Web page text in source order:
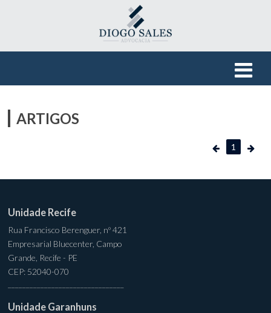
ARTIGOS
1
Unidade Recife
Rua Francisco Berenguer, nº 421
Empresarial Bluecenter, Campo
Grande, Recife - PE
CEP: 52040-070
Unidade Garanhuns